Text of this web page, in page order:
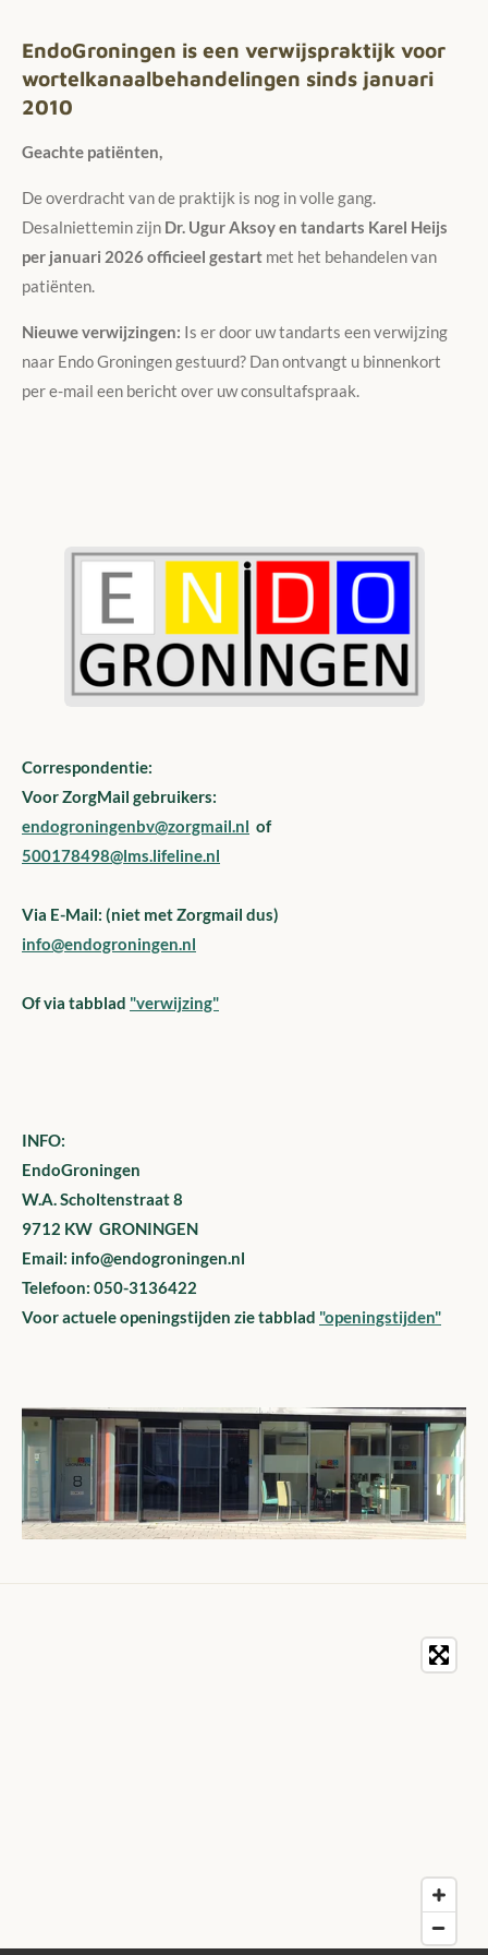
EndoGroningen is een verwijspraktijk voor
wortelkanaalbehandelingen sinds januari
2010
Geachte patiënten,
De overdracht van de praktijk is nog in volle gang.
Desalniettemin zijn Dr. Ugur Aksoy en tandarts Karel Heijs
per januari 2026 officieel gestart met het behandelen van
patiënten.
Nieuwe verwijzingen: Is er door uw tandarts een verwijzing
naar Endo Groningen gestuurd? Dan ontvangt u binnenkort
per e-mail een bericht over uw consultafspraak.
Correspondentie:
Voor ZorgMail gebruikers:
endogroningenbv@zorgmail.nl of
500178498@lms.lifeline.nl
Via E-Mail: (niet met Zorgmail dus)
info@endogroningen.nl
Of via tabblad "verwijzing"
INFO:
EndoGroningen
W.A. Scholtenstraat 8
9712 KW GRONINGEN
Email: info@endogroningen.nl
Telefoon: 050-3136422
Voor actuele openingstijden zie tabblad "openingstijden"